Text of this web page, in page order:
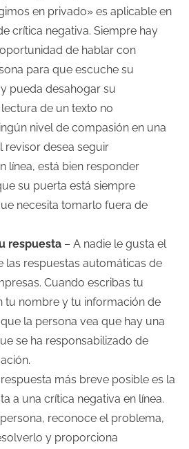
en privado» es aplicable en
crítica negativa. Siempre hay
de hablar con
para que escuche su
pueda desahogar su
de un texto no
nivel de compasión en una
revisor desea seguir
línea, está bien responder
su puerta está siempre
necesita tomarlo fuera de
respuesta– A nadie le gusta el
respuestas automáticas de
Cuando escribas tu
tu nombre y tu información de
la persona vea que hay una
se ha responsabilizado de
más breve posible es la
a una crítica negativa en línea.
reconoce el problema,
y proporciona